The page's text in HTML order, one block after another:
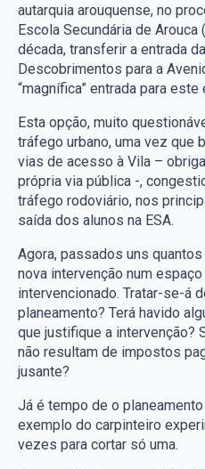
autarquia arouquense, no
Escola Secundária de Arouca
década, transferir a entrada
Descobrimentos para a
“magnífica” entrada para
Esta opção, muito
tráfego urbano, uma vez que
vias de acesso à Vila –
própria via pública -,
tráfego rodoviário, nos
saída dos alunos na ESA.
Agora, passados uns
nova intervenção num
intervencionado. Tratar-se-á
planeamento? Terá havido
que justifique a intervenção?
não resultam de impostos
jusante?
Já é tempo de o
exemplo do carpinteiro
vezes para cortar só uma.